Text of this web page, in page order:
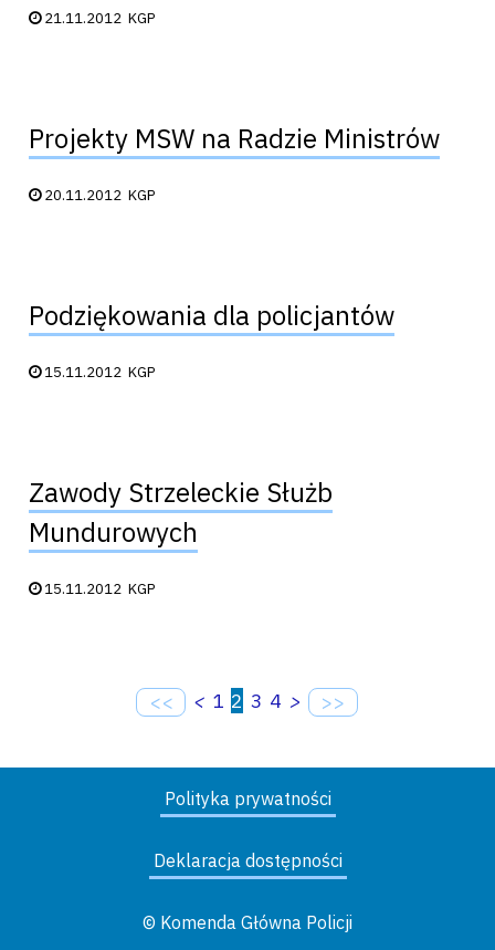
Data publikacji:
21.11.2012 KGP
Projekty MSW na Radzie Ministrów
Data publikacji:
20.11.2012 KGP
Podziękowania dla policjantów
Data publikacji:
15.11.2012 KGP
Zawody Strzeleckie Służb
Mundurowych
Data publikacji:
15.11.2012 KGP
<< < 1 2 3 4 > >>
Polityka prywatności
Deklaracja dostępności
© Komenda Główna Policji